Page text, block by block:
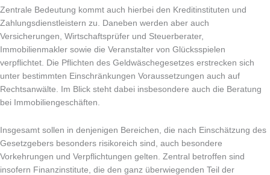
Zentrale Bedeutung kommt auch hierbei den Kreditinstituten und
Zahlungsdienstleistern zu. Daneben werden aber auch
Versicherungen, Wirtschaftsprüfer und Steuerberater,
Immobilienmakler sowie die Veranstalter von Glücksspielen
verpflichtet. Die Pflichten des Geldwäschegesetzes erstrecken sich
unter bestimmten Einschränkungen Voraussetzungen auch auf
Rechtsanwälte. Im Blick steht dabei insbesondere auch die Beratung
bei Immobiliengeschäften.
Insgesamt sollen in denjenigen Bereichen, die nach Einschätzung des
Gesetzgebers besonders risikoreich sind, auch besondere
Vorkehrungen und Verpflichtungen gelten. Zentral betroffen sind
insofern Finanzinstitute, die den ganz überwiegenden Teil der